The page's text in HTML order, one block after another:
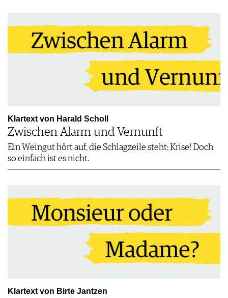
Klartext von Harald Scholl
Zwischen Alarm und Vernunft
Ein Weingut hört auf, die Schlagzeile steht: Krise! Doch
so einfach ist es nicht.
Klartext von Birte Jantzen